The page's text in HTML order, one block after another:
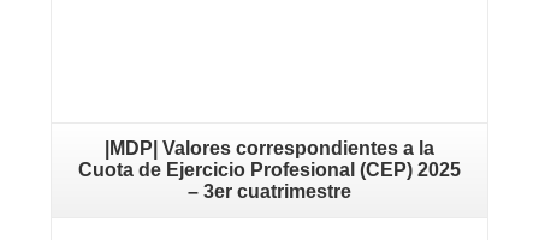
|MDP| Valores correspondientes a la
Cuota de Ejercicio Profesional (CEP) 2025
– 3er cuatrimestre